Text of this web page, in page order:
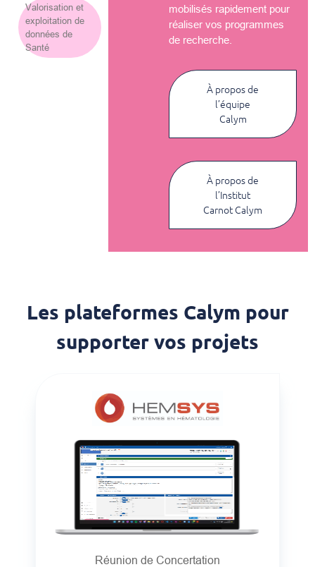
Valorisation et
exploitation de
données de
Santé
mobilisés rapidement pour
réaliser vos programmes
de recherche.
À propos de
l’équipe
Calym
À propos de
l’Institut
Carnot Calym
Les plateformes Calym pour
supporter vos projets
Réunion de Concertation